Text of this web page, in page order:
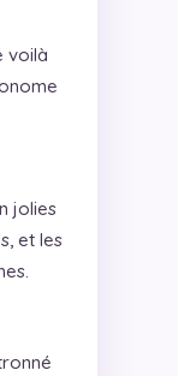
voilà
jolies
et les